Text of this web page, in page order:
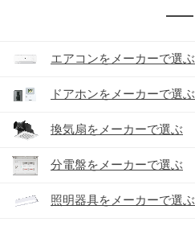
エアコンをメーカーで選ぶ
ドアホンをメーカーで選ぶ
換気扇をメーカーで選ぶ
分電盤をメーカーで選ぶ
照明器具をメーカーで選ぶ